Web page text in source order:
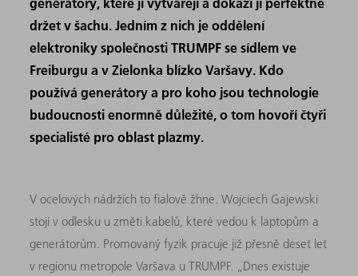
držet v šachu. Jedním z nich je oddělení
elektroniky společnosti TRUMPF se sídlem ve
Freiburgu a v Zielonka blízko Varšavy. Kdo
používá generátory a pro koho jsou technologie
budoucnosti enormně důležité, o tom hovoří čtyři
specialisté pro oblast plazmy.
V ocelových nádržích to fialově žhne. Wojciech Gajewski
stojí v odlesku u změti kabelů, které vedou k laptopům a
generátorům. Promovaný fyzik pracuje již přesně deset let
v regionu metropole Varšava u TRUMPF. „Dnes existuje